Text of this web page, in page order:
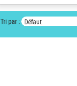
Tri par : Défaut